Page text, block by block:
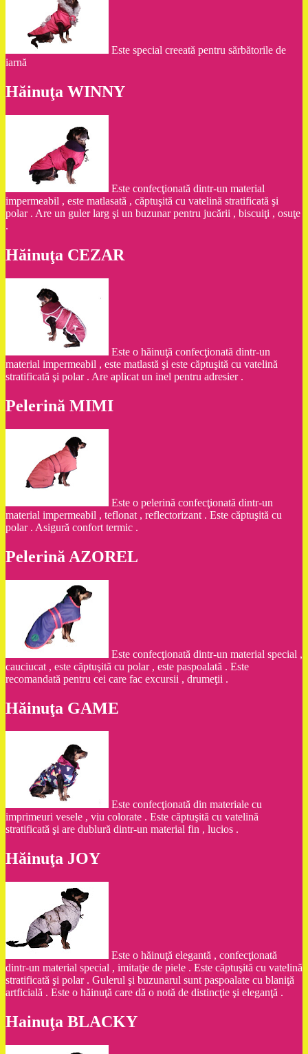
Este special creeată pentru sărbătorile de
iarnă
Hăinuţa WINNY
Este confecţionată dintr-un material
impermeabil , este matlasată , căptuşită cu vatelină stratificată şi
polar . Are un guler larg şi un buzunar pentru jucării , biscuiţi , osuţe
.
Hăinuţa CEZAR
Este o hăinuţă confecţionată dintr-un
material impermeabil , este matlastă şi este căptuşită cu vatelină
stratificată şi polar . Are aplicat un inel pentru adresier .
Pelerină MIMI
Este o pelerină confecţionată dintr-un
material impermeabil , teflonat , reflectorizant . Este căptuşită cu
polar . Asigură confort termic .
Pelerină AZOREL
Este confecţionată dintr-un material special ,
cauciucat , este căptuşită cu polar , este paspoalată . Este
recomandată pentru cei care fac excursii , drumeţii .
Hăinuţa GAME
Este confecţionată din materiale cu
imprimeuri vesele , viu colorate . Este căptuşită cu vatelină
stratificată şi are dublură dintr-un material fin , lucios .
Hăinuţa JOY
Este o hăinuţă elegantă , confecţionată
dintr-un material special , imitaţie de piele . Este căptuşită cu vatelină
stratificată şi polar . Gulerul şi buzunarul sunt paspoalate cu blaniţă
artficială . Este o hăinuţă care dă o notă de distincţie şi eleganţă .
Hainuţa BLACKY